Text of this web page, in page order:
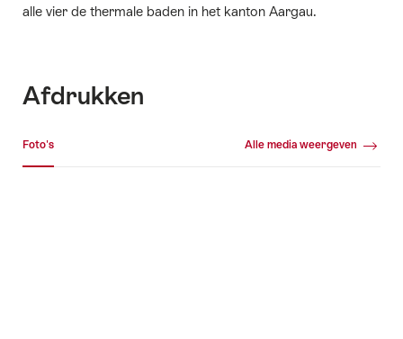
alle vier de thermale baden in het kanton Aargau.
Afdrukken
Foto's Alle media weergeven